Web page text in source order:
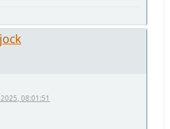
08:01:51